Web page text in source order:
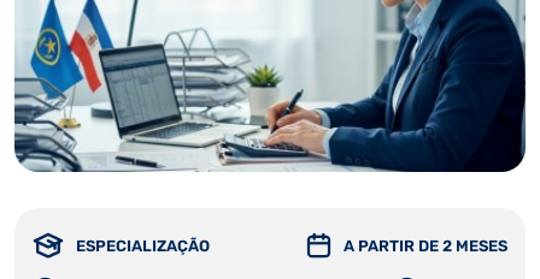
ESPECIALIZAÇÃO A PARTIR DE 2 MESES